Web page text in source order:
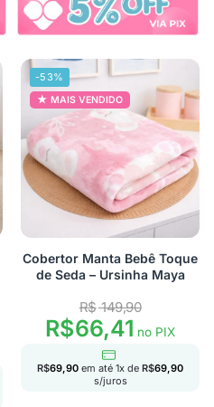
-53%
MAIS VENDIDO
Cobertor Manta Bebê Toque
de Seda – Ursinha Maya
R$149,90
R$66,41 no PIX
R$69,90 em até 1x de R$69,90
s/juros